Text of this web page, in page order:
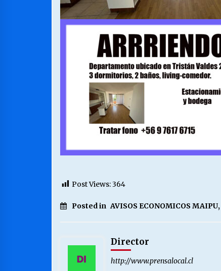
Post Views:364
Posted in AVISOS ECONOMICOS MAIPU,
Director
http://www.prensalocal.cl